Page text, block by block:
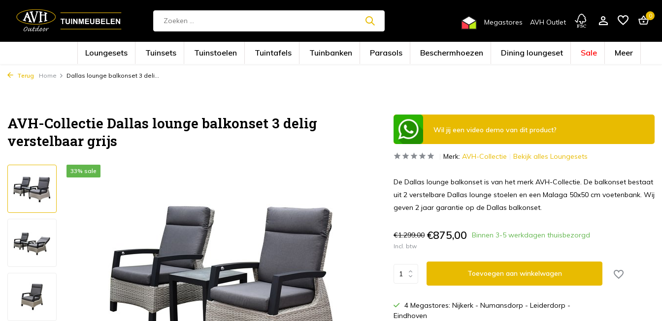
Megastores AVH Outlet
0
Loungesets Tuinsets Tuinstoelen Tuintafels Tuinbanken Parasols Beschermhoezen Dining loungeset Sale Meer
Terug Home Dallas lounge balkonset 3 deli...
AVH-Collectie Dallas lounge balkonset 3 delig
verstelbaar grijs
33% sale
Wil jij een video demo van dit product?
Merk: AVH-Collectie Bekijk alles Loungesets
De Dallas lounge balkonset is van het merk AVH-Collectie. De balkonset bestaat
uit 2 verstelbare Dallas lounge stoelen en een Malaga 50x50 cm voetenbank. Wij
geven 2 jaar garantie op de Dallas balkonset.
€1.299,00 €875,00 Binnen 3-5 werkdagen thuisbezorgd
Incl. btw
Toevoegen aan winkelwagen
4 Megastores: Nijkerk - Numansdorp - Leiderdorp -
Eindhoven